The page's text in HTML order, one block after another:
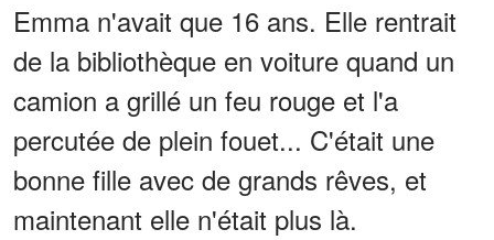
Emma n'avait que 16 ans. Elle rentrait
de la bibliothèque en voiture quand un
camion a grillé un feu rouge et l'a
percutée de plein fouet... C'était une
bonne fille avec de grands rêves, et
maintenant elle n'était plus là.